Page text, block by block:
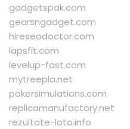
gadgetspak.com
gearsngadget.com
hireseodoctor.com
lapsfit.com
levelup-fast.com
mytreepla.net
pokersimulations.com
replicamanufactory.net
rezultate-loto.info